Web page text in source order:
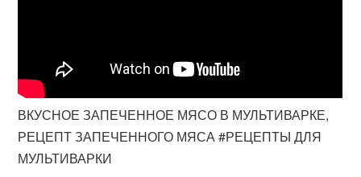
ВКУСНОЕ ЗАПЕЧЕННОЕ МЯСО В МУЛЬТИВАРКЕ,
РЕЦЕПТ ЗАПЕЧЕННОГО МЯСА #РЕЦЕПТЫ ДЛЯ
МУЛЬТИВАРКИ